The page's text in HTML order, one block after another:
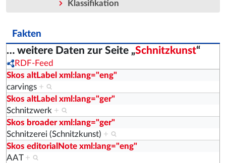
Klassifikation
Fakten
… weitere Daten zur Seite „Schnitzkunst“
RDF-Feed
Skos altLabel xml:lang="eng"
carvings +
Skos altLabel xml:lang="ger"
Schnitzwerk +
Skos broader xml:lang="ger"
Schnitzerei (Schnitzkunst) +
Skos editorialNote xml:lang="eng"
AAT +